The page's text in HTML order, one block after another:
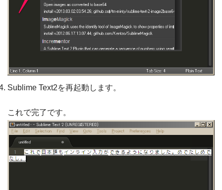
Sublime Text2を再起動します。
これで完了です。